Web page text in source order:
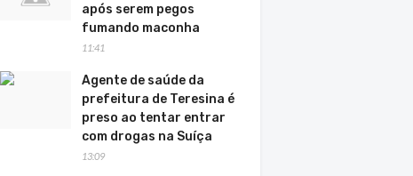
após serem pegos
fumando maconha
11:41
Agente de saúde da
prefeitura de Teresina é
preso ao tentar entrar
com drogas na Suíça
13:09